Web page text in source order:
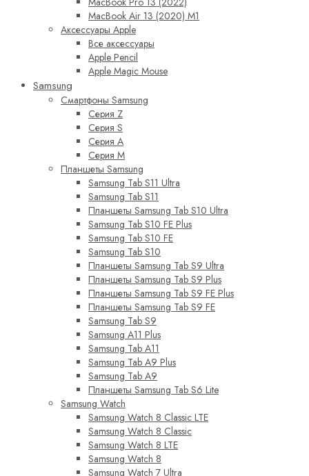
MacBook Air 13 (2020) M1
Аксессуары Apple
Все аксессуары
Apple Pencil
Apple Magic Mouse
Samsung
Смартфоны Samsung
Серия Z
Серия S
Серия A
Серия M
Планшеты Samsung
Samsung Tab S11 Ultra
Samsung Tab S11
Планшеты Samsung Tab S10 Ultra
Samsung Tab S10 FE Plus
Samsung Tab S10 FE
Samsung Tab S10
Планшеты Samsung Tab S9 Ultra
Планшеты Samsung Tab S9 Plus
Планшеты Samsung Tab S9 FE Plus
Планшеты Samsung Tab S9 FE
Samsung Tab S9
Samsung A11 Plus
Samsung Tab A11
Samsung Tab A9 Plus
Samsung Tab A9
Планшеты Samsung Tab S6 Lite
Samsung Watch
Samsung Watch 8 Classic LTE
Samsung Watch 8 Classic
Samsung Watch 8 LTE
Samsung Watch 8
Samsung Watch 7 Ultra